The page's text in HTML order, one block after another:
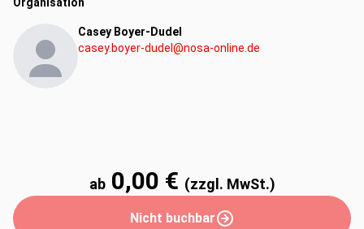
Casey Boyer-Dudel
casey.boyer-dudel@nosa-online.de
ab 0,00 € (zzgl. MwSt.)
Nicht buchbar